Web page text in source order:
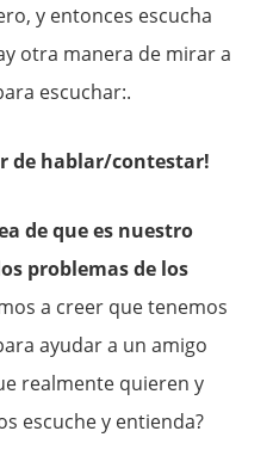
y entonces escucha
otra manera de mirar a
escuchar:.
de hablar/contestar!
de que es nuestro
problemas de los
a creer que tenemos
ayudar a un amigo
realmente quieren y
escuche y entienda?